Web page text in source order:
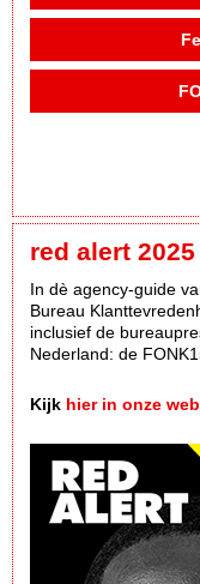
red alert 2025
In dè agency-guide
Bureau
inclusief de
Nederland: de
Kijk hier in onze